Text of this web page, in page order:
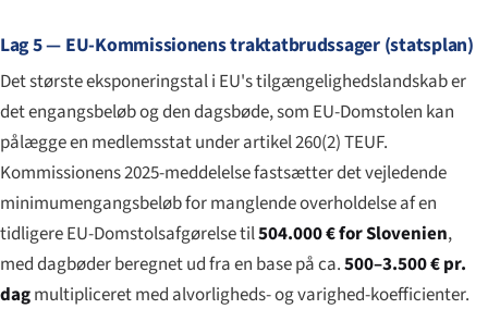
Lag 5 — EU-Kommissionens traktatbrudssager (statsplan)
Det største eksponeringstal i EU's tilgængelighedslandskab er
det engangsbeløb og den dagsbøde, som EU-Domstolen kan
pålægge en medlemsstat under artikel 260(2) TEUF.
Kommissionens 2025-meddelelse fastsætter det vejledende
minimumengangsbeløb for manglende overholdelse af en
tidligere EU-Domstolsafgørelse til504.000 € for Slovenien,
med dagbøder beregnet ud fra en base på ca.500–3.500 € pr.
dagmultipliceret med alvorligheds- og varighed-koefficienter.